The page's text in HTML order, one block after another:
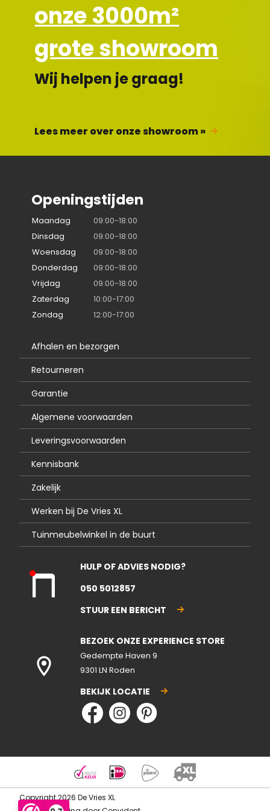
onze 3000m²
grote showroom
Wij helpen je graag!
Lees meer over onze showroom »
Openingstijden
Maandag
09:00-18:00
Dinsdag
09:00-18:00
Woensdag
09:00-18:00
Donderdag
09:00-18:00
Vrijdag
09:00-18:00
Zaterdag
10:00-17:00
Zondag
12:00-17:00
Afhalen en bezorgen
Retourneren
Garantie
Algemene voorwaarden
Leveringsvoorwaarden
Kennisbank
Zakelijk
Werken bij De Vries XL
Tuinmeubelwinkel in de buurt
nte
ote
n
HULP OF ADVIES NODIG?
050 5012857
STUUR EEN BERICHT
BEZOEK ONZE EXPERIENCE STORE
Gedempte Haven 9
9301 LN Roden
BEKIJK LOCATIE
Copyright 2026 De Vries XL